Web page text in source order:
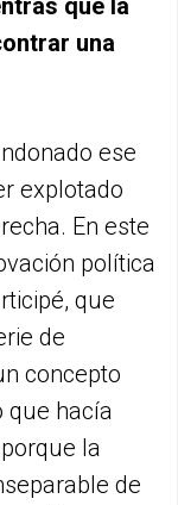
una
ese
explotado
En este
política
que
de
concepto
que hacía
la
de